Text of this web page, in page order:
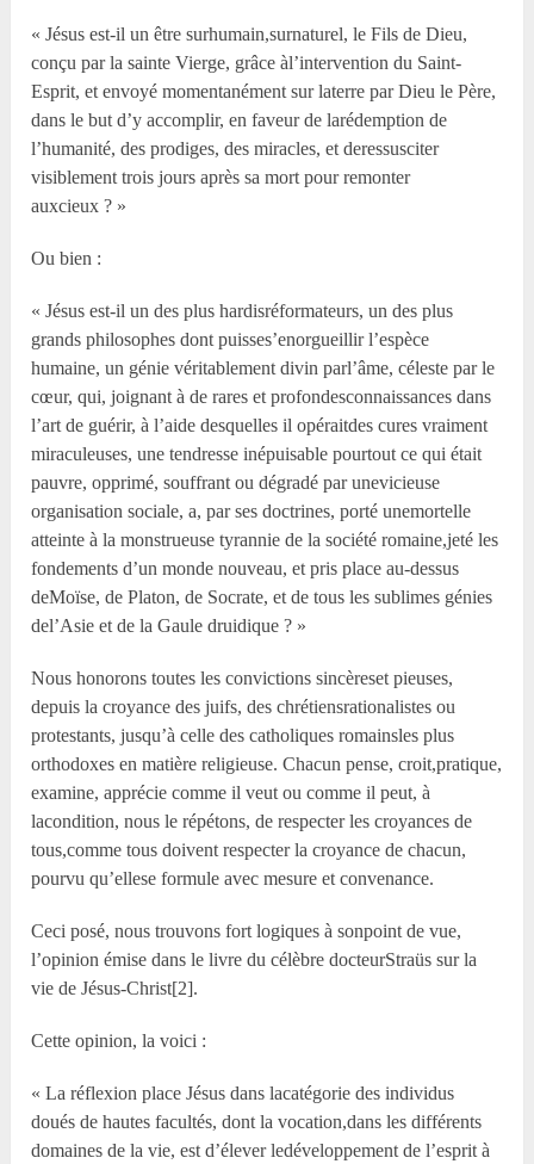
« Jésus est-il un être surhumain,surnaturel, le Fils de Dieu,
conçu par la sainte Vierge, grâce àl’intervention du Saint-
Esprit, et envoyé momentanément sur laterre par Dieu le Père,
dans le but d’y accomplir, en faveur de larédemption de
l’humanité, des prodiges, des miracles, et deressusciter
visiblement trois jours après sa mort pour remonter
auxcieux ? »
Ou bien :
« Jésus est-il un des plus hardisréformateurs, un des plus
grands philosophes dont puisses’enorgueillir l’espèce
humaine, un génie véritablement divin parl’âme, céleste par le
cœur, qui, joignant à de rares et profondesconnaissances dans
l’art de guérir, à l’aide desquelles il opéraitdes cures vraiment
miraculeuses, une tendresse inépuisable pourtout ce qui était
pauvre, opprimé, souffrant ou dégradé par unevicieuse
organisation sociale, a, par ses doctrines, porté unemortelle
atteinte à la monstrueuse tyrannie de la société romaine,jeté les
fondements d’un monde nouveau, et pris place au-dessus
deMoïse, de Platon, de Socrate, et de tous les sublimes génies
del’Asie et de la Gaule druidique ? »
Nous honorons toutes les convictions sincèreset pieuses,
depuis la croyance des juifs, des chrétiensrationalistes ou
protestants, jusqu’à celle des catholiques romainsles plus
orthodoxes en matière religieuse. Chacun pense, croit,pratique,
examine, apprécie comme il veut ou comme il peut, à
lacondition, nous le répétons, de respecter les croyances de
tous,comme tous doivent respecter la croyance de chacun,
pourvu qu’ellese formule avec mesure et convenance.
Ceci posé, nous trouvons fort logiques à sonpoint de vue,
l’opinion émise dans le livre du célèbre docteurStraüs sur la
vie de Jésus-Christ[2].
Cette opinion, la voici :
« La réflexion place Jésus dans lacatégorie des individus
doués de hautes facultés, dont la vocation,dans les différents
domaines de la vie, est d’élever ledéveloppement de l’esprit à